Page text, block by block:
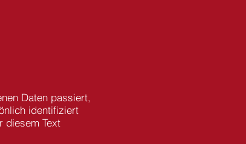
Daten passiert,
identifiziert
diesem Text